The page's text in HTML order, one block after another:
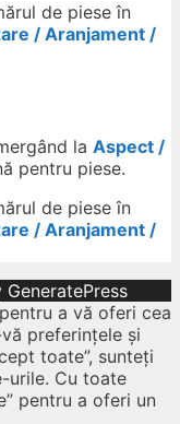
de piese în
/ Aranjament /
la Aspect /
pentru piese.
de piese în
/ Aranjament /
GeneratePress
a vă oferi cea
preferințele și
toate”, sunteți
urile. Cu toate
pentru a oferi un